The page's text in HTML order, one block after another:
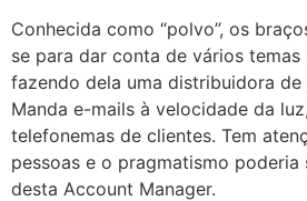
Conhecida como “polvo”, os
se para dar conta de vários temas
fazendo dela uma distribuidora de
Manda e-mails à velocidade da
telefonemas de clientes. Tem
pessoas e o pragmatismo poderia
desta Account Manager.